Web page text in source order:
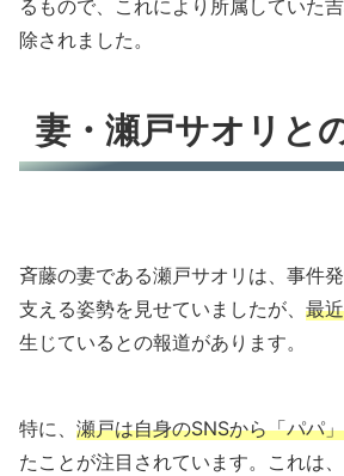
るもので、これにより所属していた
除されました。
妻・瀬戸サオリと
斉藤の妻である瀬戸サオリは、事件
支える姿勢を見せていましたが、 最
生じているとの報道があります。
特に、 瀬戸は自身のSNSから「パパ
たことが注目されています。これは